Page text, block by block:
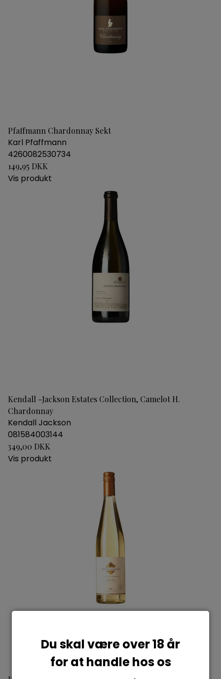
Du skal være over 18 år
for at handle hos os
Pfaffmann Chardonnay Sekt
Karl Pfaffmann
4260082530734
149,95 DKK
Vis produkt
Kendall -Jackson Estates Collection, Camelot H.
Chardonnay
Kendall Jackson
081584003144
349,00 DKK
Vis produkt